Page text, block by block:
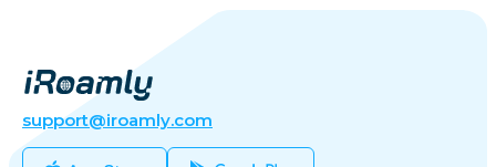
support@iroamly.com